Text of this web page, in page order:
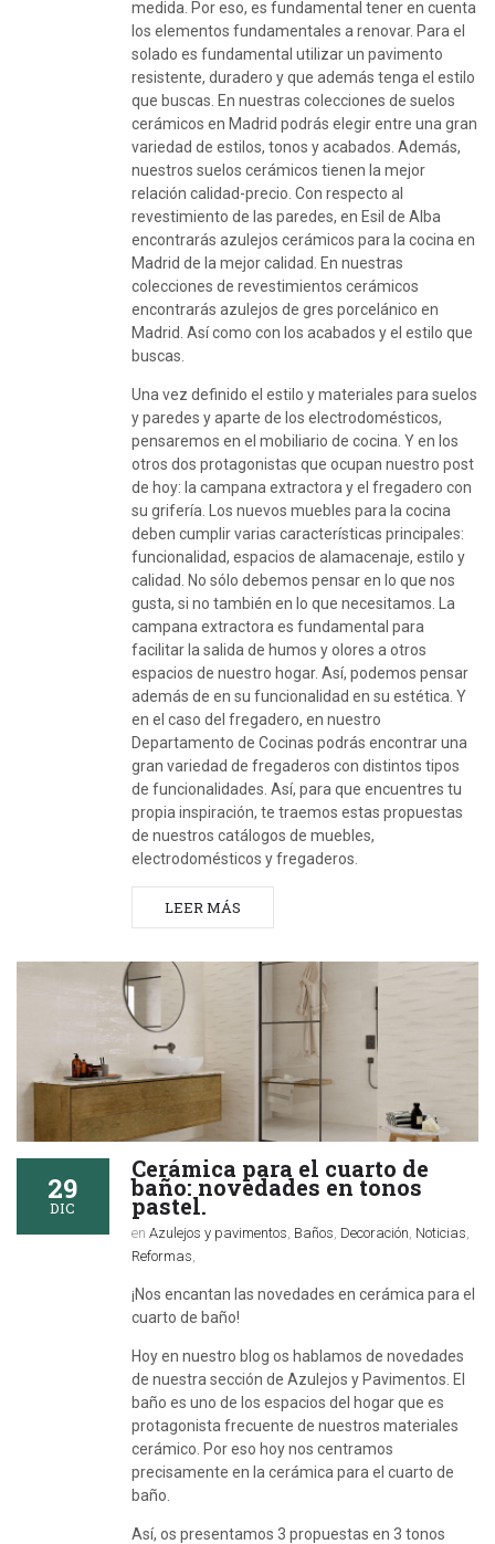
medida. Por eso, es fundamental tener en cuenta
los elementos fundamentales a renovar. Para el
solado es fundamental utilizar un pavimento
resistente, duradero y que además tenga el estilo
que buscas. En nuestras colecciones de suelos
cerámicos en Madrid podrás elegir entre una gran
variedad de estilos, tonos y acabados. Además,
nuestros suelos cerámicos tienen la mejor
relación calidad-precio. Con respecto al
revestimiento de las paredes, en Esil de Alba
encontrarás azulejos cerámicos para la cocina en
Madrid de la mejor calidad. En nuestras
colecciones de revestimientos cerámicos
encontrarás azulejos de gres porcelánico en
Madrid. Así como con los acabados y el estilo que
buscas.
Una vez definido el estilo y materiales para suelos
y paredes y aparte de los electrodomésticos,
pensaremos en el mobiliario de cocina. Y en los
otros dos protagonistas que ocupan nuestro post
de hoy: la campana extractora y el fregadero con
su grifería. Los nuevos muebles para la cocina
deben cumplir varias características principales:
funcionalidad, espacios de alamacenaje, estilo y
calidad. No sólo debemos pensar en lo que nos
gusta, si no también en lo que necesitamos. La
campana extractora es fundamental para
facilitar la salida de humos y olores a otros
espacios de nuestro hogar. Así, podemos pensar
además de en su funcionalidad en su estética. Y
en el caso del fregadero, en nuestro
Departamento de Cocinas podrás encontrar una
gran variedad de fregaderos con distintos tipos
de funcionalidades. Así, para que encuentres tu
propia inspiración, te traemos estas propuestas
de nuestros catálogos de muebles,
electrodomésticos y fregaderos.
LEER MÁS
29
DIC
Cerámica para el cuarto de
baño: novedades en tonos
pastel.
en Azulejos y pavimentos Baños Decoración Noticias
Reformas
¡Nos encantan las novedades en cerámica para el
cuarto de baño!
Hoy en nuestro blog os hablamos de novedades
de nuestra sección de Azulejos y Pavimentos. El
baño es uno de los espacios del hogar que es
protagonista frecuente de nuestros materiales
cerámico. Por eso hoy nos centramos
precisamente en la cerámica para el cuarto de
baño.
Así, os presentamos 3 propuestas en 3 tonos